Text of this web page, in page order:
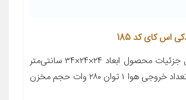
اس کای کد 185
معرفی محصول جزئیات محصول ابعاد ۲۴×۲۴×۳۴ سانتی‌متر
وزن ۴۲۰۰ گرم تعداد خروجی هوا ۱ توان ۲۸۰ وات حجم مخزن